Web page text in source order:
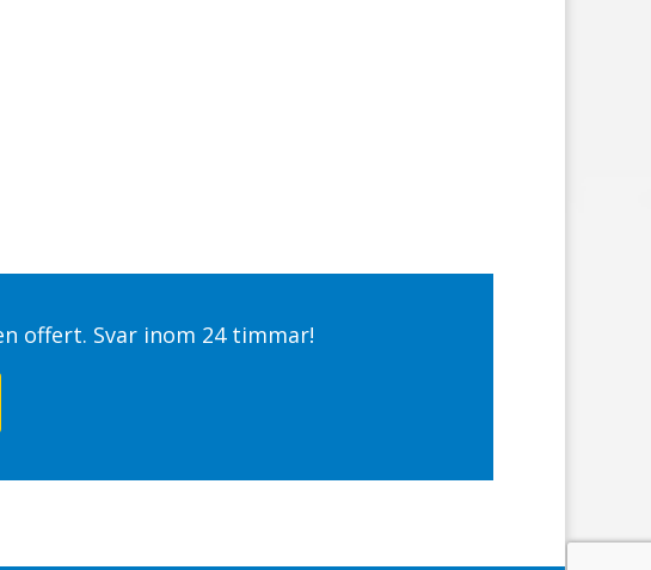
offert. Svar inom 24 timmar!